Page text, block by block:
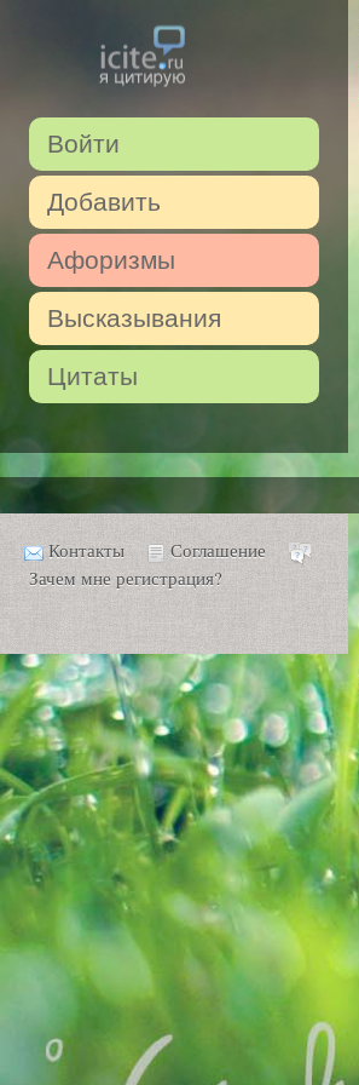
Войти
Добавить
Афоризмы
Высказывания
Цитаты
Контакты
Соглашение
Зачем мне регистрация?